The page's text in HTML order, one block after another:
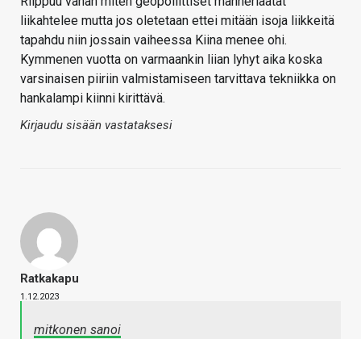
liikahtelee mutta jos oletetaan ettei mitään isoja liikkeitä
tapahdu niin jossain vaiheessa Kiina menee ohi.
Kymmenen vuotta on varmaankin liian lyhyt aika koska
varsinaisen piiriin valmistamiseen tarvittava tekniikka on
hankalampi kiinni kirittävä.
Kirjaudu sisään vastataksesi
Ratkakapu
1.12.2023
mitkonen sanoi